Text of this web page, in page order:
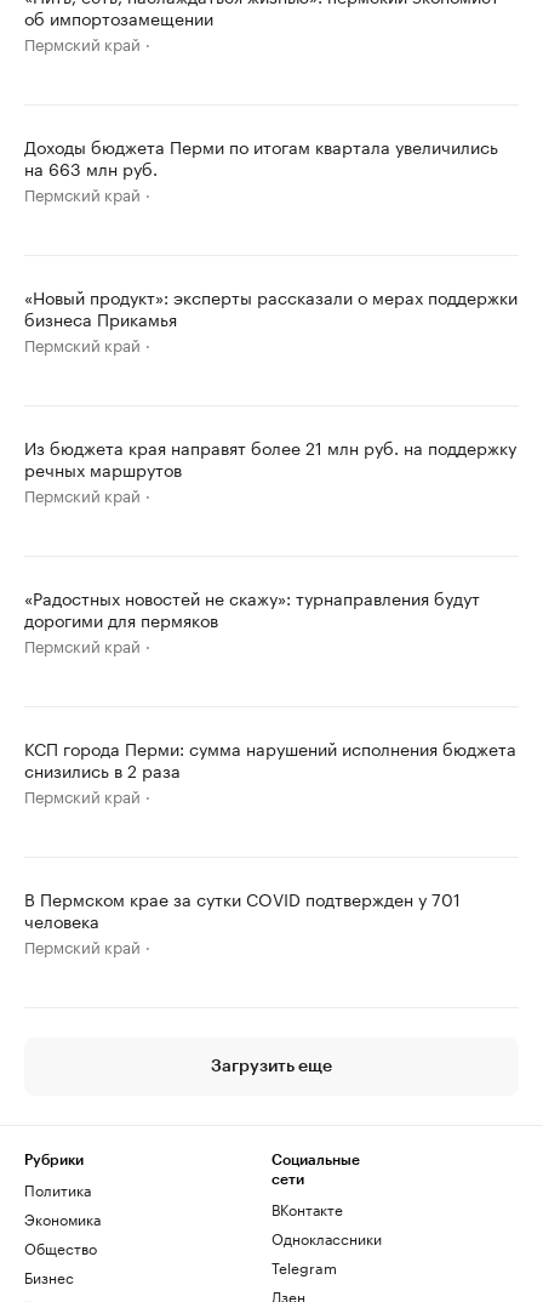
об импортозамещении
Пермский край
Доходы бюджета Перми по итогам квартала увеличились
на 663 млн руб.
Пермский край
«Новый продукт»: эксперты рассказали о мерах поддержки
бизнеса Прикамья
Пермский край
Из бюджета края направят более 21 млн руб. на поддержку
речных маршрутов
Пермский край
«Радостных новостей не скажу»: турнаправления будут
дорогими для пермяков
Пермский край
КСП города Перми: сумма нарушений исполнения бюджета
снизились в 2 раза
Пермский край
В Пермском крае за сутки COVID подтвержден у 701
человека
Пермский край
Загрузить еще
Рубрики
Политика
Экономика
Общество
Бизнес
Социальные
сети
ВКонтакте
Одноклассники
Telegram
Дзен